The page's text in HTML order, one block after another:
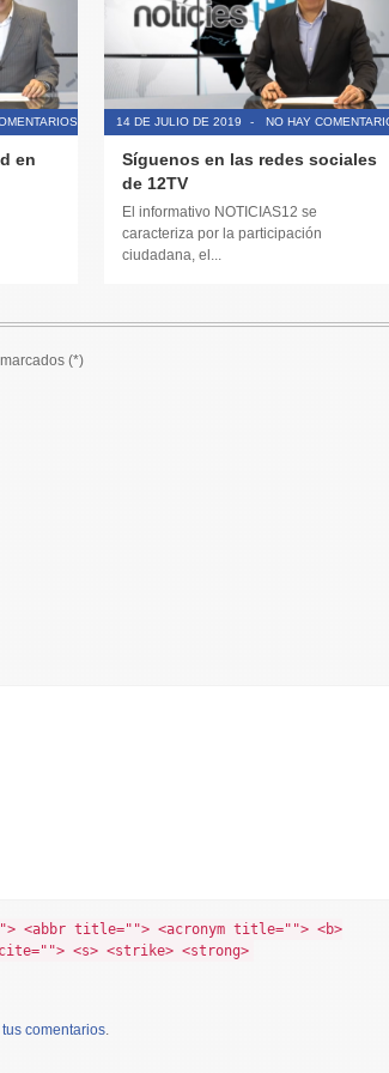
en
14 DE JULIO DE 2019 - NO HAY
Síguenos en las redes sociales
de 12TV
El informativo NOTICIAS12 se
caracteriza por la participación
ciudadana, el...
(*)
<abbr title=""> <acronym title=""> <b>
<s> <strike> <strong>
comentarios.